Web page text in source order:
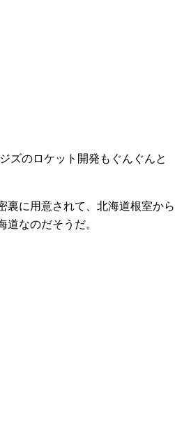
ズのロケット開発もぐんぐんと
裏に用意されて、北海道根室から
なのだそうだ。